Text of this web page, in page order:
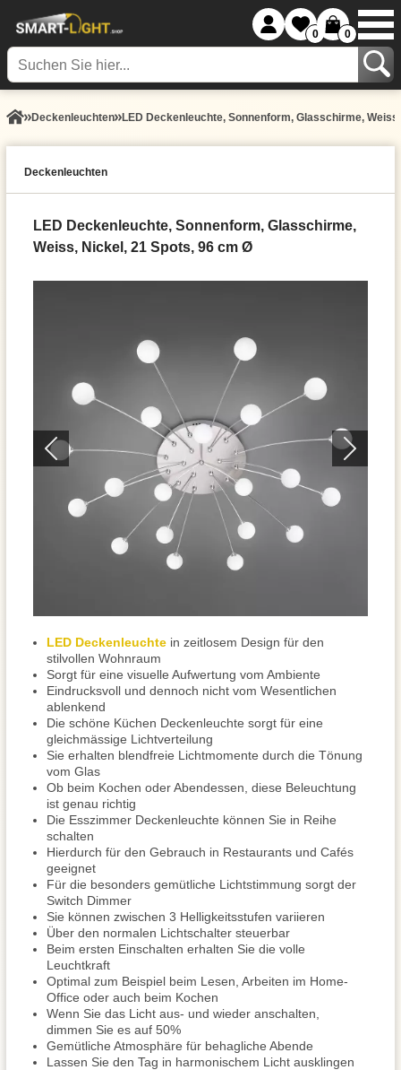
0 0
Decken­leuchten LED Deckenleuchte, Sonnenform, Glasschirme,
Decken­leuchten
LED Deckenleuchte, Sonnenform, Glasschirme,
Weiss, Nickel, 21 Spots, 96 cm Ø
LED Deckenleuchte in zeitlosem Design für den
stilvollen Wohnraum
Sorgt für eine visuelle Aufwertung vom Ambiente
Eindrucksvoll und dennoch nicht vom Wesentlichen
ablenkend
Die schöne Küchen Deckenleuchte sorgt für eine
gleichmässige Lichtverteilung
Sie erhalten blendfreie Lichtmomente durch die Tönung
vom Glas
Ob beim Kochen oder Abendessen, diese Beleuchtung
ist genau richtig
Die Esszimmer Deckenleuchte können Sie in Reihe
schalten
Hierdurch für den Gebrauch in Restaurants und Cafés
geeignet
Für die besonders gemütliche Lichtstimmung sorgt der
Switch Dimmer
Sie können zwischen 3 Helligkeitsstufen variieren
Über den normalen Lichtschalter steuerbar
Beim ersten Einschalten erhalten Sie die volle
Leuchtkraft
Optimal zum Beispiel beim Lesen, Arbeiten im Home-
Office oder auch beim Kochen
Wenn Sie das Licht aus- und wieder anschalten,
dimmen Sie es auf 50%
Gemütliche Atmosphäre für behagliche Abende
Lassen Sie den Tag in harmonischem Licht ausklingen